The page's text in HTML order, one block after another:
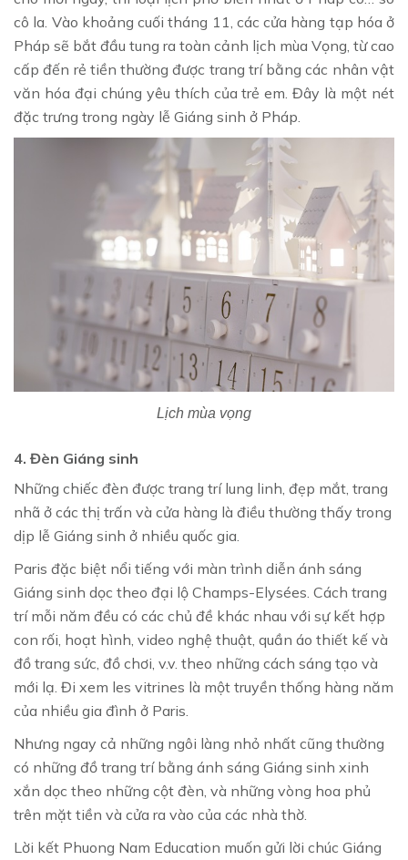
cô la. Vào khoảng cuối tháng 11, các cửa hàng tạp hóa ở
Pháp sẽ bắt đầu tung ra toàn cảnh lịch mùa Vọng, từ cao
cấp đến rẻ tiền thường được trang trí bằng các nhân vật
văn hóa đại chúng yêu thích của trẻ em. Đây là một nét
đặc trưng trong ngày lễ Giáng sinh ở Pháp.
Lịch mùa vọng
4. Đèn Giáng sinh
Những chiếc đèn được trang trí lung linh, đẹp mắt, trang
nhã ở các thị trấn và cửa hàng là điều thường thấy trong
dịp lễ Giáng sinh ở nhiều quốc gia.
Paris đặc biệt nổi tiếng với màn trình diễn ánh sáng
Giáng sinh dọc theo đại lộ Champs-Elysées. Cách trang
trí mỗi năm đều có các chủ đề khác nhau với sự kết hợp
con rối, hoạt hình, video nghệ thuật, quần áo thiết kế và
đồ trang sức, đồ chơi, v.v. theo những cách sáng tạo và
mới lạ. Đi xem les vitrines là một truyền thống hàng năm
của nhiều gia đình ở Paris.
Nhưng ngay cả những ngôi làng nhỏ nhất cũng thường
có những đồ trang trí bằng ánh sáng Giáng sinh xinh
xắn dọc theo những cột đèn, và những vòng hoa phủ
trên mặt tiền và cửa ra vào của các nhà thờ.
Lời kết Phuong Nam Education muốn gửi lời chúc Giáng